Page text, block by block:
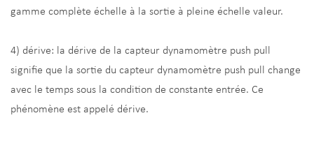
gamme complète échelle à la sortie à pleine échelle valeur.
4) dérive: la dérive de la capteur dynamomètre push pull
signifie que la sortie du capteur dynamomètre push pull change
avec le temps sous la condition de constante entrée. Ce
phénomène est appelé dérive.